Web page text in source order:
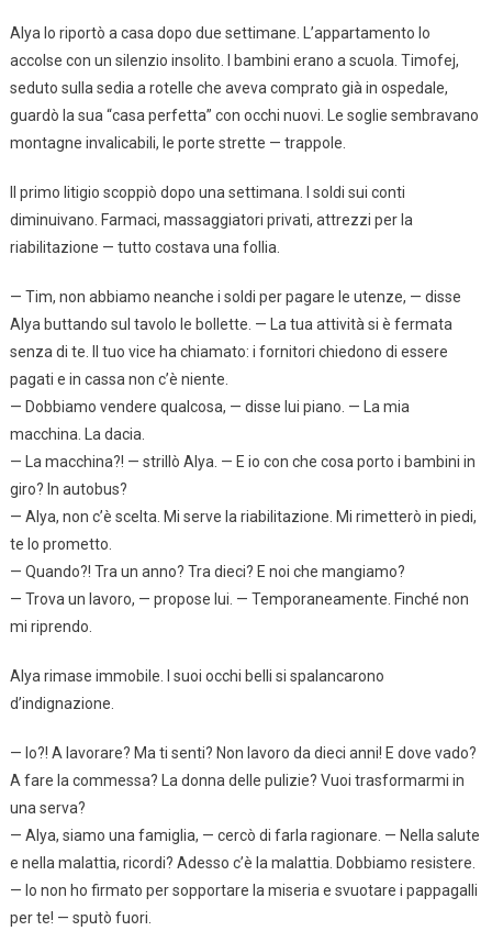
Alya lo riportò a casa dopo due settimane. L’appartamento lo
accolse con un silenzio insolito. I bambini erano a scuola. Timofej,
seduto sulla sedia a rotelle che aveva comprato già in ospedale,
guardò la sua “casa perfetta” con occhi nuovi. Le soglie sembravano
montagne invalicabili, le porte strette — trappole.
Il primo litigio scoppiò dopo una settimana. I soldi sui conti
diminuivano. Farmaci, massaggiatori privati, attrezzi per la
riabilitazione — tutto costava una follia.
— Tim, non abbiamo neanche i soldi per pagare le utenze, — disse
Alya buttando sul tavolo le bollette. — La tua attività si è fermata
senza di te. Il tuo vice ha chiamato: i fornitori chiedono di essere
pagati e in cassa non c’è niente.
— Dobbiamo vendere qualcosa, — disse lui piano. — La mia
macchina. La dacia.
— La macchina?! — strillò Alya. — E io con che cosa porto i bambini in
giro? In autobus?
— Alya, non c’è scelta. Mi serve la riabilitazione. Mi rimetterò in piedi,
te lo prometto.
— Quando?! Tra un anno? Tra dieci? E noi che mangiamo?
— Trova un lavoro, — propose lui. — Temporaneamente. Finché non
mi riprendo.
Alya rimase immobile. I suoi occhi belli si spalancarono
d’indignazione.
— Io?! A lavorare? Ma ti senti? Non lavoro da dieci anni! E dove vado?
A fare la commessa? La donna delle pulizie? Vuoi trasformarmi in
una serva?
— Alya, siamo una famiglia, — cercò di farla ragionare. — Nella salute
e nella malattia, ricordi? Adesso c’è la malattia. Dobbiamo resistere.
— Io non ho firmato per sopportare la miseria e svuotare i pappagalli
per te! — sputò fuori.